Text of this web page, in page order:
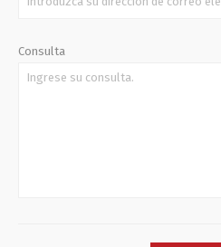
Consulta